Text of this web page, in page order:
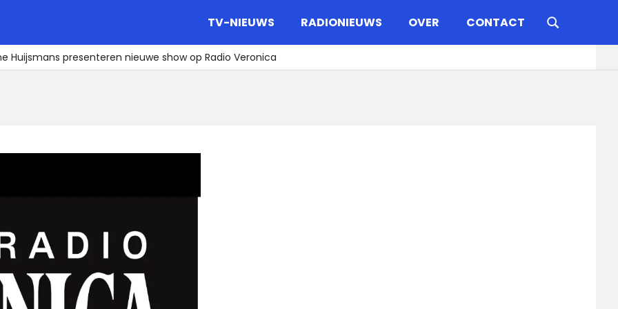
TV-NIEUWS RADIONIEUWS OVER CONTACT
Huijsmans presenteren nieuwe show op Radio Veronica